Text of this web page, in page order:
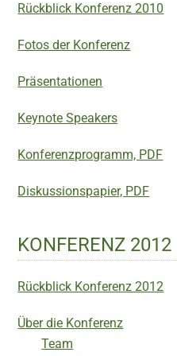
Rückblick Konferenz 2010
Fotos der Konferenz
Präsentationen
Keynote Speakers
Konferenzprogramm, PDF
Diskussionspapier, PDF
KONFERENZ 2012
Rückblick Konferenz 2012
Über die Konferenz
Team